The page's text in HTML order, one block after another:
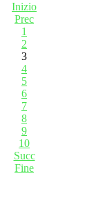
Inizio
Prec
1
2
3
4
5
6
7
8
9
10
Succ
Fine